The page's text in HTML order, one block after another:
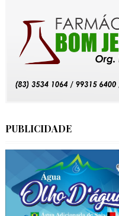
PUBLICIDADE